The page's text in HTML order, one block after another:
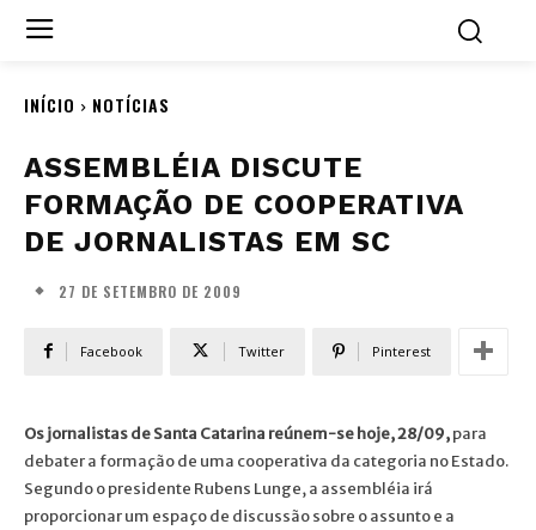
INÍCIO NOTÍCIAS
ASSEMBLÉIA DISCUTE
FORMAÇÃO DE COOPERATIVA
DE JORNALISTAS EM SC
27 DE SETEMBRO DE 2009
Facebook Twitter Pinterest
Os jornalistas de Santa Catarina reúnem-se hoje, 28/09,para
debater a formação de uma cooperativa da categoria no Estado.
Segundo o presidente Rubens Lunge, a assembléia irá
proporcionar um espaço de discussão sobre o assunto e a